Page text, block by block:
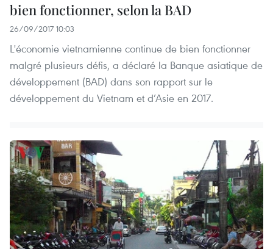
bien fonctionner, selon la BAD
26/09/2017 10:03
L'économie vietnamienne continue de bien fonctionner
malgré plusieurs défis, a déclaré la Banque asiatique de
développement (BAD) dans son rapport sur le
développement du Vietnam et d’Asie en 2017.